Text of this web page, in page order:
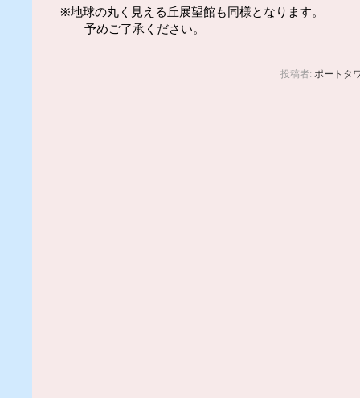
※地球の丸く見える丘展望館も同様となります。
予めご了承ください。
投稿者: ポートタ